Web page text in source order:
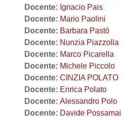
Docente: Ignacio Pais
Docente: Mario Paolini
Docente: Barbara Pastò
Docente: Nunzia Piazzolla
Docente: Marco Picarella
Docente: Michele Piccolo
Docente: CINZIA POLATO
Docente: Enrica Polato
Docente: Alessandro Polo
Docente: Davide Possamai